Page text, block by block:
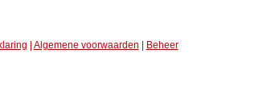
Algemene voorwaarden Beheer